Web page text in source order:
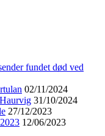
fundet død ved
02/11/2024
31/10/2024
27/12/2023
12/06/2023